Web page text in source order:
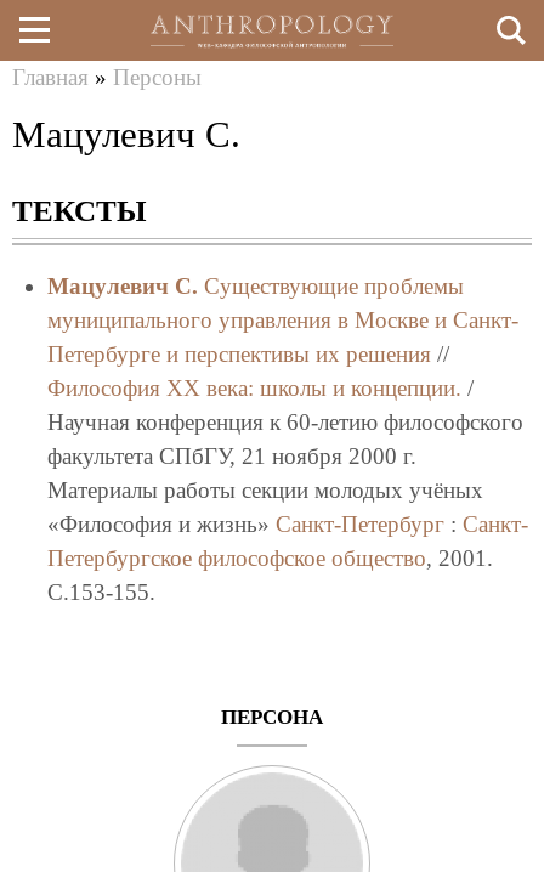
Перейти
к
содержанию
здесь
Главная » Персоны
Мацулевич С.
ТЕКСТЫ
Мацулевич С. Существующие проблемы
муниципального управления в Москве и Санкт-
Петербурге и перспективы их решения//
Философия XX века: школы и концепции. /
Научная конференция к 60-летию философского
факультета СПбГУ, 21 ноября 2000 г.
Материалы работы секции молодых учёных
«Философия и жизнь» Санкт-Петербург: Санкт-
Петербургское философское общество, 2001.
C.153-155.
ПЕРСОНА